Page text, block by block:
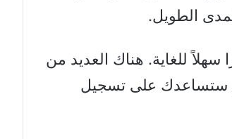
الطويل.
للغاية. هناك العديد من
ستساعدك على تسجيل